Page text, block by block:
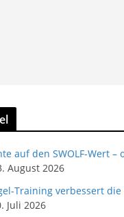
auf den SWOLF-Wert –
August 2026
Training verbessert die
Juli 2026